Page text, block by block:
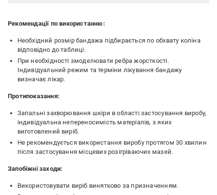
Рекомендації по використанню:
Необхідний розмір бандажа підбирається по обхвату коліна
відповідно до таблиці.
При необхідності змоделювати ребра жорсткості.
Індивідуальний режим та терміни лікування бандажу
визначає лікар.
Протипоказання:
Запальні захворювання шкіри в області застосування виробу,
індивідуальна непереносимість матеріалів, з яких
виготовлений виріб.
Не рекомендується використання виробу протягом 30 хвилин
після застосування місцевих розігріваючих мазей.
Запобіжні заходи:
Використовувати виріб винятково за призначенням.